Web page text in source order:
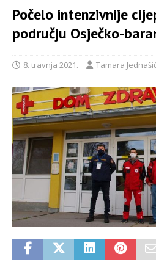
Počelo intenzivnije
području Osječko-
8. travnja 2021. Tamara